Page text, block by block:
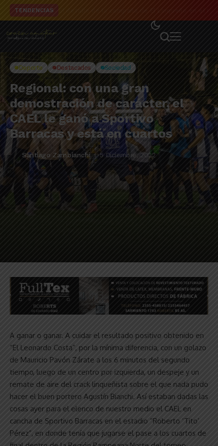
TENDENCIAS
Deporte Destacados Sociedad
Regional: con una gran
demostración de carácter, el
CAEL le ganó a Sportivo
Barracas y está en cuartos
Santiago Zambianchi 5 Diciembre, 2022
A ganar o ganar. A cuidar el resultado positivo obtenido en
“El Leonardo Costa”, por la mínima diferencia, con un golazo
de Mauricio Pavón Zárate a los 6 minutos del segundo
tiempo, luego de un centro por izquierda, un despeje y un
remate de aire del crack linqueñista sobre el que nada pudo
hacer el buen portero Agustín Bianchi. Así estaban dadas las
cosas ayer para el elenco de nuestro medio el CAEL en
cancha de Sportivo Barracas en el estadio “Roberto ‘Tito’
Pérez”, en donde tenía que jugarse el pase a los cuartos de